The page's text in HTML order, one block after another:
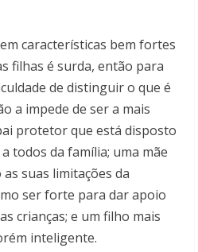
características bem fortes
filhas é surda, então para
de distinguir o que é
a impede de ser a mais
protetor que está disposto
todos da família; uma mãe
suas limitações da
ser forte para dar apoio
crianças; e um filho mais
inteligente.